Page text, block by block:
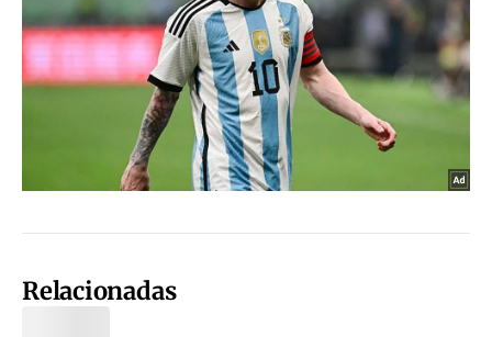
Relacionadas